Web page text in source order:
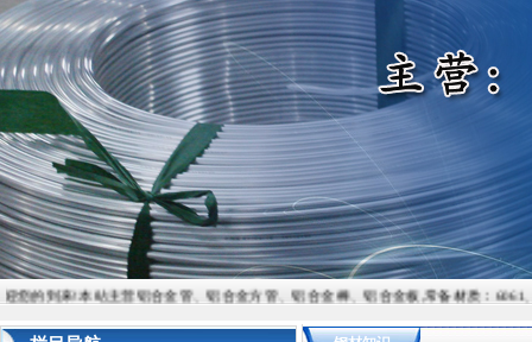
的到来!本站主营铝合金管、铝合金方管、铝合金棒、铝合金板,常备材质：6061、